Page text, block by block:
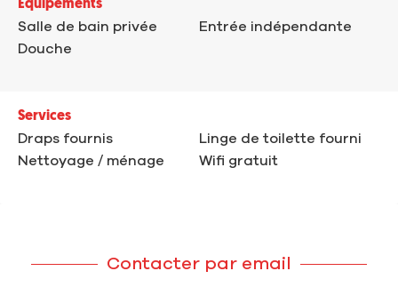
Equipements
Salle de bain privée
Douche
Entrée indépendante
Services
Draps fournis
Nettoyage / ménage
Linge de toilette fourni
Wifi gratuit
Contacter par email